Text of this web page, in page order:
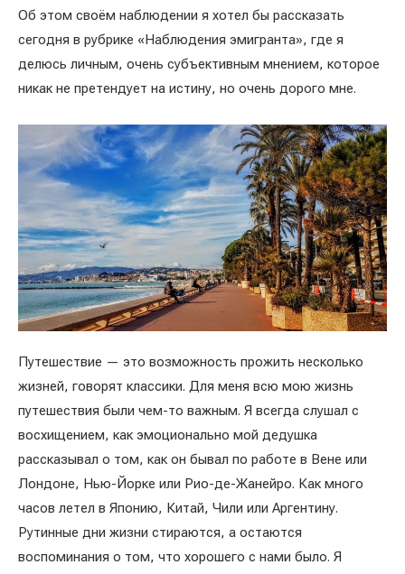
Об этом своём наблюдении я хотел бы рассказать
сегодня в рубрике «Наблюдения эмигранта», где я
делюсь личным, очень субъективным мнением, которое
никак не претендует на истину, но очень дорого мне.
Путешествие — это возможность прожить несколько
жизней, говорят классики. Для меня всю мою жизнь
путешествия были чем-то важным. Я всегда слушал с
восхищением, как эмоционально мой дедушка
рассказывал о том, как он бывал по работе в Вене или
Лондоне, Нью-Йорке или Рио-де-Жанейро. Как много
часов летел в Японию, Китай, Чили или Аргентину.
Рутинные дни жизни стираются, а остаются
воспоминания о том, что хорошего с нами было. Я